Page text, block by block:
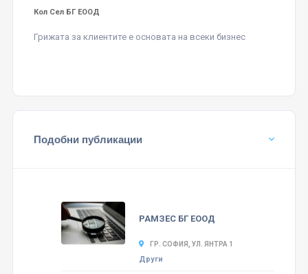
Кол Сел БГ ЕООД
Грижата за клиентите е основата на всеки бизнес
Подобни публикации
РАМЗЕС БГ ЕООД
ГР. СОФИЯ, УЛ. ЯНТРА 1
Други